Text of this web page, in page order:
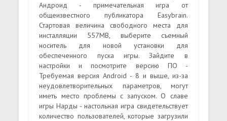
Андроид - примечательная игра от
общеизвестного публикатора Easybrain.
Стартовая величина свободного места для
инсталляции 557MB, выберите съемный
носитель для новой установки для
обеспеченного пуска игры. Зайдите в
настройки и посмотрите версию ПО -
Требуемая версия Android - 8 и выше, из-за
неудовлетворительных параметров, могут
иметь место проблемы с запуском. О славе
игры Нарды - настольная игра свидетельствует
количество пользователей, которые загрузили